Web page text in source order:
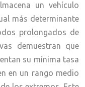
un vehículo
más determinante
prolongados de
demuestran que
su mínima tasa
en un rango medio